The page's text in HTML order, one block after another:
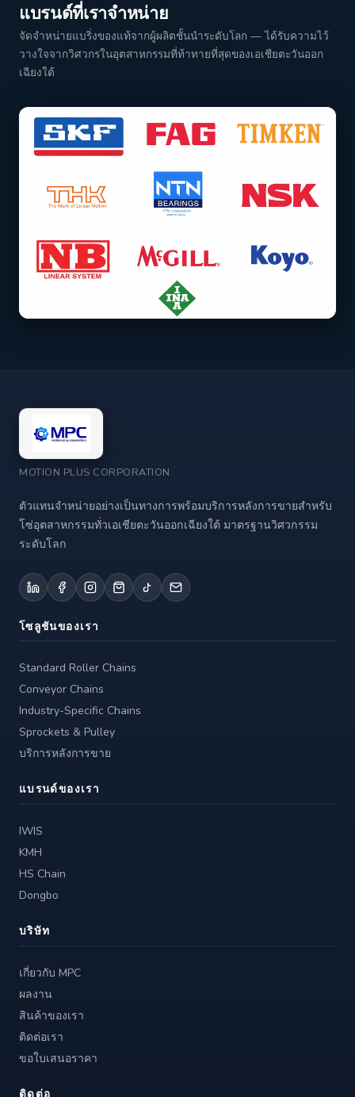
แบรนด์ที่เราจำหน่าย
จัดจำหน่ายแบริ่งของแท้จากผู้ผลิตชั้นนำระดับโลก — ได้รับความไว้
วางใจจากวิศวกรในอุตสาหกรรมที่ท้าทายที่สุดของเอเชียตะวันออก
เฉียงใต้
MOTION PLUS CORPORATION
ตัวแทนจำหน่ายอย่างเป็นทางการพร้อมบริการหลังการขายสำหรับ
โซ่อุตสาหกรรมทั่วเอเชียตะวันออกเฉียงใต้ มาตรฐานวิศวกรรม
ระดับโลก
โซลูชันของเรา
Standard Roller Chains
Conveyor Chains
Industry-Specific Chains
Sprockets & Pulley
บริการหลังการขาย
แบรนด์ของเรา
IWIS
KMH
HS Chain
Dongbo
บริษัท
เกี่ยวกับ MPC
ผลงาน
สินค้าของเรา
ติดต่อเรา
ขอใบเสนอราคา
ติดต่อ